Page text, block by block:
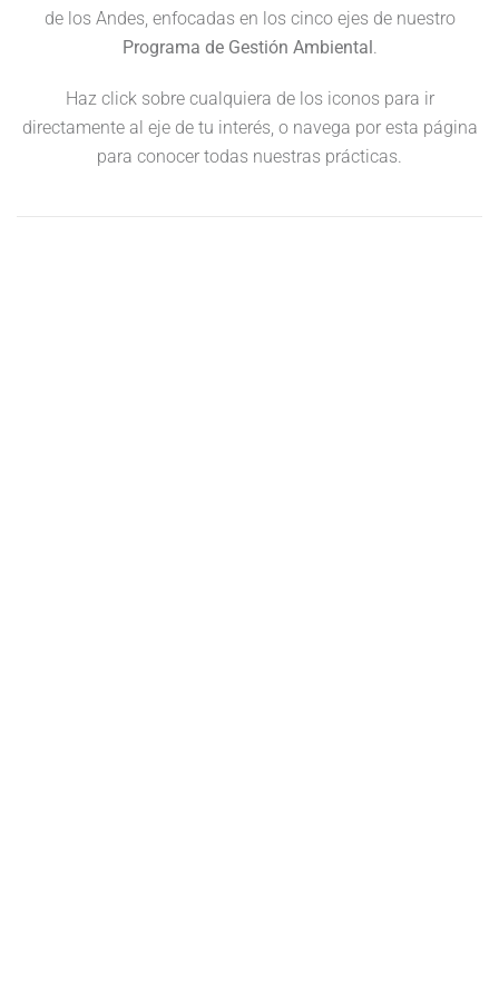
de los Andes, enfocadas en los cinco ejes de nuestro
Programa de Gestión Ambiental.
Haz click sobre cualquiera de los iconos para ir
directamente al eje de tu interés, o navega por esta página
para conocer todas nuestras prácticas.